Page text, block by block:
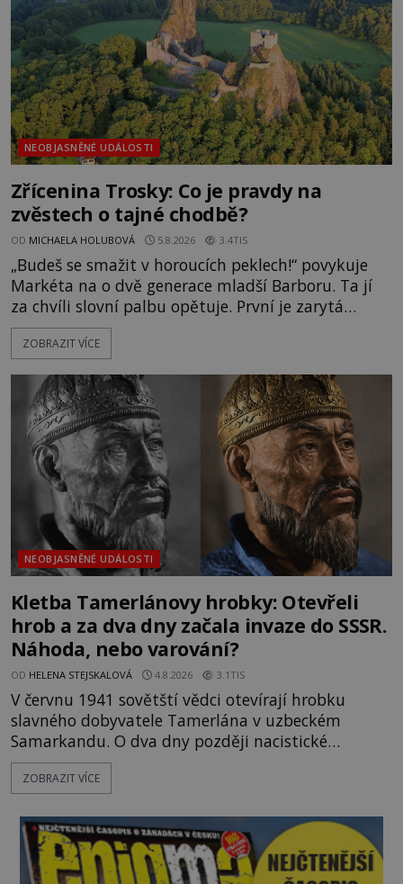
NEOBJASNĚNÉ UDÁLOSTI
Zřícenina Trosky: Co je pravdy na
zvěstech o tajné chodbě?
OD MICHAELA HOLUBOVÁ 5.8.2026 3.4TIS
„Budeš se smažit v horoucích peklech!“ povykuje
Markéta na o dvě generace mladší Barboru. Ta jí
za chvíli slovní palbu opětuje. První je zarytá
katolička, druhá přesvědčená kališnice. A každá z
nich se usídlí na jedné z věží slavného hradu
mezi vůdce protihusitského boje. Za manželku má
skutečně jistou
ZOBRAZIT VÍCE
NEOBJASNĚNÉ UDÁLOSTI
Kletba Tamerlánovy hrobky: Otevřeli
hrob a za dva dny začala invaze do SSSR.
Náhoda, nebo varování?
OD HELENA STEJSKALOVÁ 4.8.2026 3.1TIS
V červnu 1941 sovětští vědci otevírají hrobku
slavného dobyvatele Tamerlána v uzbeckém
Samarkandu. O dva dny později nacistické
Německo zahajuje operaci Barbarossa a napadá
Sovětský svaz. Shoda dat je natolik zarážející, že se
na legendě něco pravdy, nebo jde jen o fascinující
souhru okolností? Když antropolog Michail
Gerasimov (1907-1970) a
ZOBRAZIT VÍCE